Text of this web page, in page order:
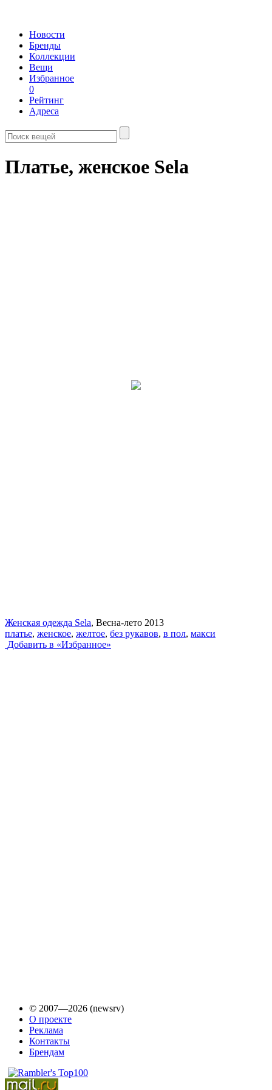
Новости
Бренды
Коллекции
Вещи
Избранное
0
Рейтинг
Адреса
Платье, женское Sela
Женская одежда Sela, Весна-лето 2013
платье, женское, желтое, без рукавов, в пол, макси
Добавить в «Избранное»
© 2007—2026 (newsrv)
О проекте
Реклама
Контакты
Брендам